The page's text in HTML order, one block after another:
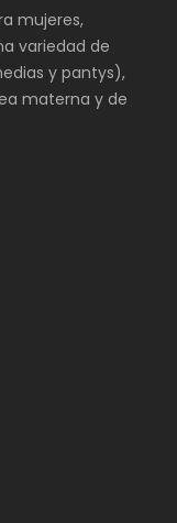
mujeres,
variedad de
y pantys),
materna y de